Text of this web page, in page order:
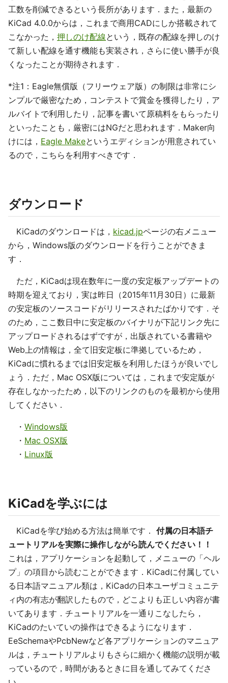
工数を削減できるという長所があります．また，最新の
KiCad 4.0.0からは，これまで商用CADにしか搭載されて
こなかった， 押しのけ配線という，既存の配線を押しのけ
て新しい配線を通す機能も実装され，さらに使い勝手が良
くなったことが期待されます．
*注1：Eagle無償版（フリーウェア版）の制限は非常にシ
ンプルで厳密なため，コンテストで賞金を獲得したり，ア
ルバイトで利用したり，記事を書いて原稿料をもらったり
といったことも，厳密にはNGだと思われます．Maker向
けには， Eagle Makeというエディションが用意されてい
るので，こちらを利用すべきです．
ダウンロード
KiCadのダウンロードは， kicad.jpページの右メニュー
から，Windows版のダウンロードを行うことができま
す．
ただ，KiCadは現在数年に一度の安定板アップデートの
時期を迎えており，実は昨日（2015年11月30日）に最新
の安定板のソースコードがリリースされたばかりです．そ
のため，ここ数日中に安定板のバイナリが下記リンク先に
アップロードされるはずですが，出版されている書籍や
Web上の情報は，全て旧安定板に準拠しているため，
KiCadに慣れるまでは旧安定板を利用したほうが良いでし
ょう．ただ，Mac OSX版については，これまで安定版が
存在しなかったため，以下のリンクのものを最初から使用
してください．
・ Windows版
・ Mac OSX版
・ Linux版
KiCadを学ぶには
KiCadを学び始める方法は簡単です． 付属の日本語チ
ュートリアルを実際に操作しながら読んでください！！
これは，アプリケーションを起動して，メニューの「ヘル
プ」の項目から読むことができます．KiCadに付属してい
る日本語マニュアル類は，KiCadの日本ユーザコミュニテ
ィ内の有志が翻訳したもので，どこよりも正しい内容が書
いてあります．チュートリアルを一通りこなしたら，
KiCadのたいていの操作はできるようになります．
EeSchemaやPcbNewなど各アプリケーションのマニュア
ルは，チュートリアルよりもさらに細かく機能の説明が載
っているので，時間があるときに目を通してみてくださ